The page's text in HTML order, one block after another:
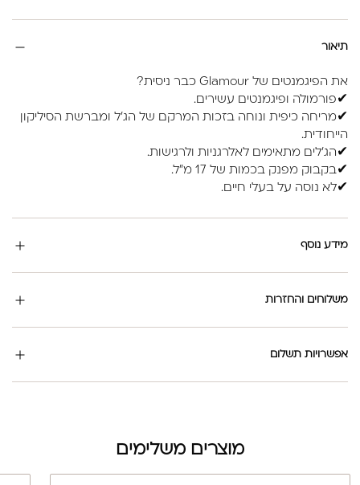
תיאור
את הפיגמנטים של Glamour כבר ניסית?
✔פורמולה ופיגמנטים עשירים.
✔מריחה כיפית ונוחה בזכות המרקם של הג'ל ומברשת הסיליקון
הייחודית.
✔הג'לים מתאימים לאלרגניות ולרגישות.
✔בקבוק מפנק בכמות של 17 מ"ל.
✔לא נוסה על בעלי חיים.
מידע נוסף
משלוחים והחזרות
אפשרויות תשלום
מוצרים משלימים